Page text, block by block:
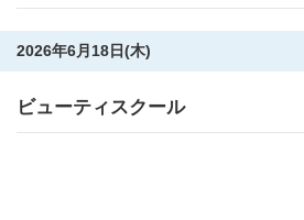
2026年6月18日(木)
ビューティスクール